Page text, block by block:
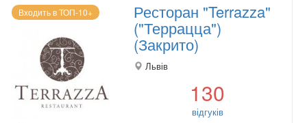
Входить в ТОП-10+ Ресторан "Terrazza"
("Террацца")
(Закрито)
Львів
130
відгуків